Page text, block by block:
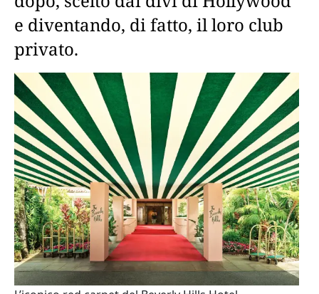
e diventando, di fatto, il loro club
privato.